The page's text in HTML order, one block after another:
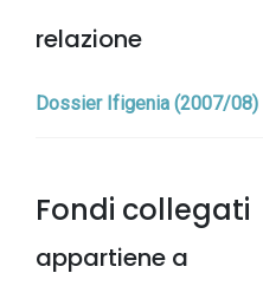
relazione
Dossier Ifigenia (2007/08)
Fondi collegati
appartiene a